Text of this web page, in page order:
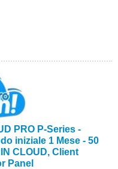
PRO P-Series -
iniziale 1 Mese - 50
CLOUD, Client
Panel